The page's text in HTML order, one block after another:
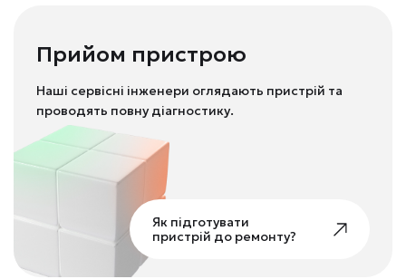
Прийом пристрою
Наші сервісні інженери оглядають пристрій та
проводять повну діагностику.
Як підготувати
пристрій до ремонту?